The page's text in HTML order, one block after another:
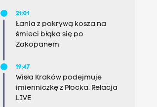
21:01
Łania z pokrywą kosza na
śmieci błąka się po
Zakopanem
19:47
Wisła Kraków podejmuje
imienniczkę z Płocka. Relacja
LIVE